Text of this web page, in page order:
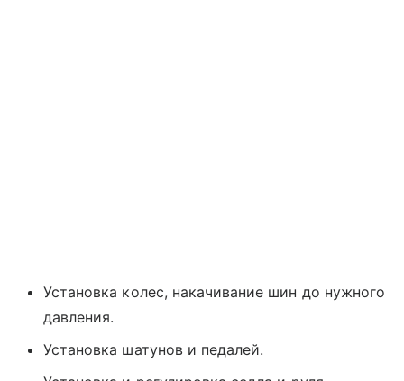
Установка колес, накачивание шин до нужного
давления.
Установка шатунов и педалей.